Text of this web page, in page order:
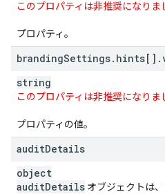
このプロパティは非推奨になりま
プロパティ。
brandingSettings. hints[] .
string
このプロパティは非推奨になりま
プロパティの値。
auditDetails
object
auditDetails オブジェクトは